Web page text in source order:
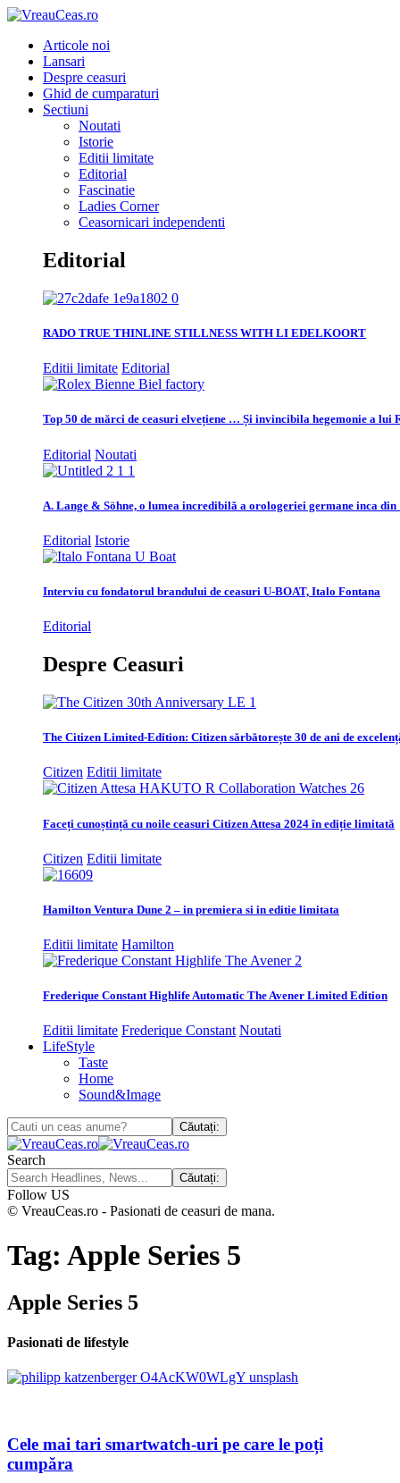
Articole noi
Lansari
Despre ceasuri
Ghid de cumparaturi
Sectiuni
Noutati
Istorie
Editii limitate
Editorial
Fascinatie
Ladies Corner
Ceasornicari independenti
Editorial
RADO TRUE THINLINE STILLNESS WITH LI EDELKOORT
Editii limitate Editorial
Top 50 de mărci de ceasuri elvețiene … Și invincibila hegemonie a lui
Editorial Noutati
A. Lange & Söhne, o lumea incredibilă a orologeriei germane inca din
Editorial Istorie
Interviu cu fondatorul brandului de ceasuri U-BOAT, Italo Fontana
Editorial
Despre Ceasuri
The Citizen Limited-Edition: Citizen sărbătorește 30 de ani de
Citizen Editii limitate
Faceți cunoștință cu noile ceasuri Citizen Attesa 2024 în ediție limitată
Citizen Editii limitate
Hamilton Ventura Dune 2 – in premiera si in editie limitata
Editii limitate Hamilton
Frederique Constant Highlife Automatic The Avener Limited Edition
Editii limitate Frederique Constant Noutati
LifeStyle
Taste
Home
Sound&Image
Search
Follow US
© VreauCeas.ro - Pasionati de ceasuri de mana.
Tag: Apple Series 5
Apple Series 5
Pasionati de lifestyle
Cele mai tari smartwatch-uri pe care le poți
cumpăra